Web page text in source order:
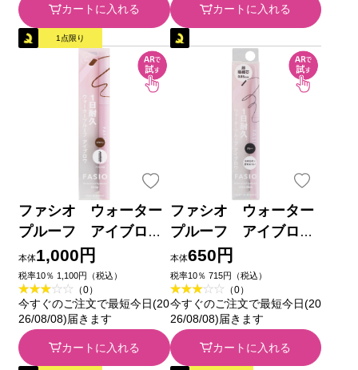
カートに入れる カートに入れる
1点限り
ファシオ ウォーター
プルーフ アイブロ
ウ （しずく型芯）
０２ ブラウン ０．３
ｇ コーセー
本体1,000円
税率10％ 1,100円（税込）
（0）
今すぐのご注文で最短今日(20
26/08/08)届きます
カートに入れる
ファシオ ウォーター
プルーフ アイブロ
ウ （超極細芯） ０
１ グレー ０．０２ｇ
コーセー
本体650円
税率10％ 715円（税込）
（0）
今すぐのご注文で最短今日(20
26/08/08)届きます
カートに入れる